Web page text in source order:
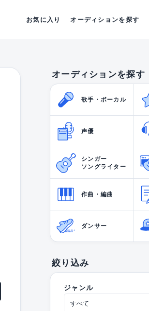
お気に入り オーディションを探す
オーディションを探す
歌手・ボーカル
声優
シンガー
ソングライター
作曲・編曲
ダンサー
絞り込み
ジャンル